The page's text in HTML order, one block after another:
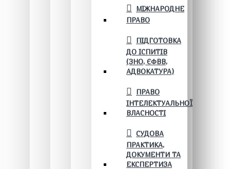
МІЖНАРОДНЕ
ПРАВО
ПІДГОТОВКА
ДО ІСПИТІВ
(ЗНО, ЄФВВ,
АДВОКАТУРА)
ПРАВО
ІНТЕЛЕКТУАЛЬНОЇ
ВЛАСНОСТІ
СУДОВА
ПРАКТИКА,
ДОКУМЕНТИ ТА
ЕКСПЕРТИЗА